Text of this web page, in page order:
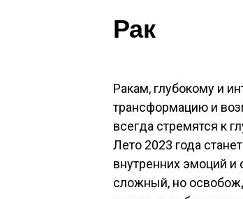
Рак
Ракам, глубокому и
трансформацию и
всегда стремятся к
Лето 2023 года
внутренних эмоций
сложный, но